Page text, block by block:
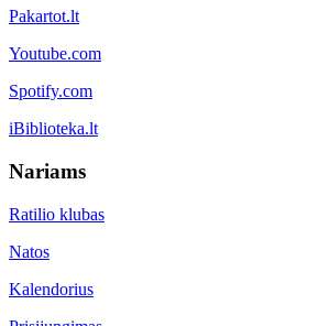
Pakartot.lt
Youtube.com
Spotify.com
iBiblioteka.lt
Nariams
Ratilio klubas
Natos
Kalendorius